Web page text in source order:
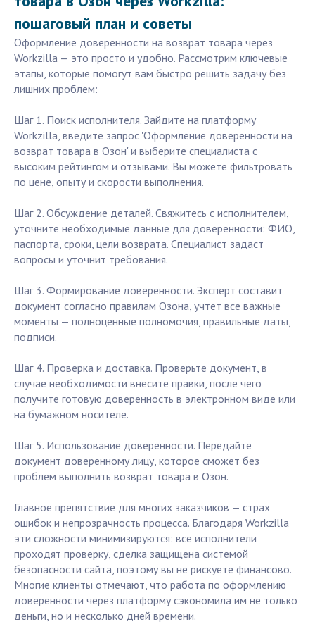
пошаговый план и советы
Оформление доверенности на возврат товара через
Workzilla — это просто и удобно. Рассмотрим ключевые
этапы, которые помогут вам быстро решить задачу без
лишних проблем:
Шаг 1. Поиск исполнителя. Зайдите на платформу
Workzilla, введите запрос 'Оформление доверенности на
возврат товара в Озон' и выберите специалиста с
высоким рейтингом и отзывами. Вы можете фильтровать
по цене, опыту и скорости выполнения.
Шаг 2. Обсуждение деталей. Свяжитесь с исполнителем,
уточните необходимые данные для доверенности: ФИО,
паспорта, сроки, цели возврата. Специалист задаст
вопросы и уточнит требования.
Шаг 3. Формирование доверенности. Эксперт составит
документ согласно правилам Озона, учтет все важные
моменты — полноценные полномочия, правильные даты,
подписи.
Шаг 4. Проверка и доставка. Проверьте документ, в
случае необходимости внесите правки, после чего
получите готовую доверенность в электронном виде или
на бумажном носителе.
Шаг 5. Использование доверенности. Передайте
документ доверенному лицу, которое сможет без
проблем выполнить возврат товара в Озон.
Главное препятствие для многих заказчиков — страх
ошибок и непрозрачность процесса. Благодаря Workzilla
эти сложности минимизируются: все исполнители
проходят проверку, сделка защищена системой
безопасности сайта, поэтому вы не рискуете финансово.
Многие клиенты отмечают, что работа по оформлению
доверенности через платформу сэкономила им не только
деньги, но и несколько дней времени.